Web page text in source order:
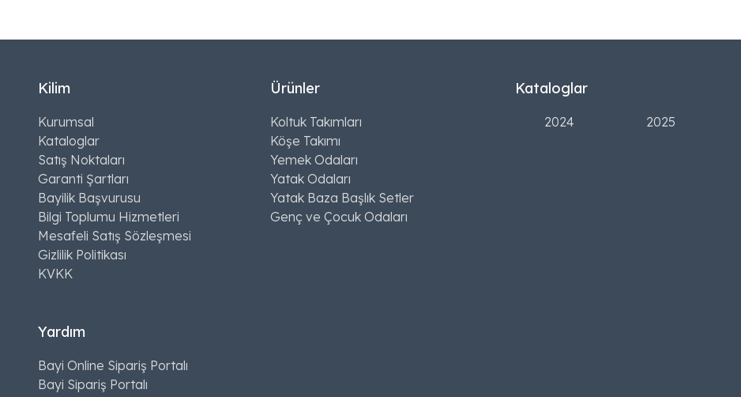
Kilim
Kurumsal
Kataloglar
Satış Noktaları
Garanti Şartları
Bayilik Başvurusu
Bilgi Toplumu Hizmetleri
Mesafeli Satış Sözleşmesi
Gizlilik Politikası
KVKK
Ürünler
Koltuk Takımları
Köşe Takımı
Yemek Odaları
Yatak Odaları
Yatak Baza Başlık Setler
Genç ve Çocuk Odaları
Yardım
Bayi Online Sipariş Portalı
Bayi Sipariş Portalı
Kataloglar
2024 2025